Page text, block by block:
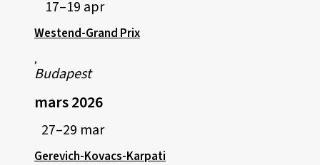
17–19 apr
Westend-Grand Prix
,
Budapest
mars 2026
27–29 mar
Gerevich-Kovacs-Karpati